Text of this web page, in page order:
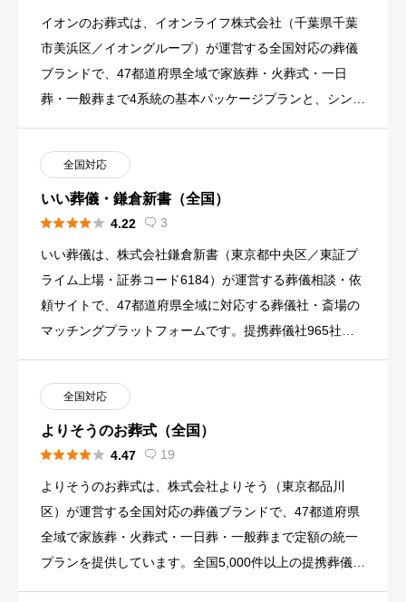
イオンのお葬式は、イオンライフ株式会社（千葉県千葉
市美浜区／イオングループ）が運営する全国対応の葬儀
ブランドで、47都道府県全域で家族葬・火葬式・一日
葬・一般葬まで4系統の基本パッケージプランと、シンプ
全国対応
いい葬儀・鎌倉新書（全国）
 4.22  3
いい葬儀は、株式会社鎌倉新書（東京都中央区／東証プ
ライム上場・証券コード6184）が運営する葬儀相談・依
頼サイトで、47都道府県全域に対応する葬儀社・斎場の
マッチングプラットフォームです。提携葬儀社965社・
全国対応
よりそうのお葬式（全国）
 4.47  19
よりそうのお葬式は、株式会社よりそう（東京都品川
区）が運営する全国対応の葬儀ブランドで、47都道府県
全域で家族葬・火葬式・一日葬・一般葬まで定額の統一
プランを提供しています。全国5,000件以上の提携葬儀施